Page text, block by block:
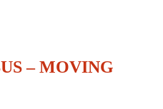
– MOVING